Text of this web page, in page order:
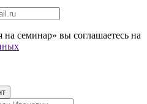
семинар» вы соглашаетесь на